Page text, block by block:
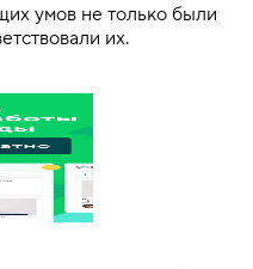
умов не только были
их.